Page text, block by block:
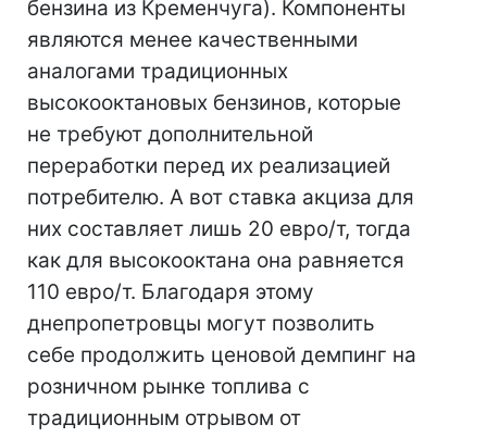
бензина из Кременчуга). Компоненты
являются менее качественными
аналогами традиционных
высокооктановых бензинов, которые
не требуют дополнительной
переработки перед их реализацией
потребителю. А вот ставка акциза для
них составляет лишь 20 евро/т, тогда
как для высокооктана она равняется
110 евро/т. Благодаря этому
днепропетровцы могут позволить
себе продолжить ценовой демпинг на
розничном рынке топлива с
традиционным отрывом от